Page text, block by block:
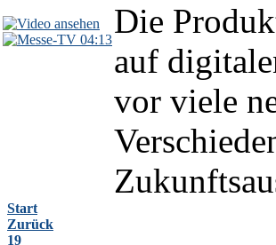
04:13Die
auf
vor viele
Start
Zurück
19